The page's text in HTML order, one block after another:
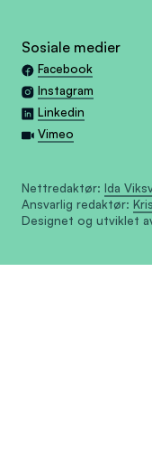
Sosiale medier
Facebook
Instagram
Linkedin
Vimeo
Nettredaktør: Ida
Ansvarlig redaktør:
Designet og utviklet